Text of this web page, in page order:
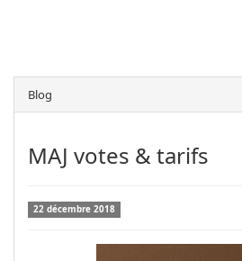
Blog
MAJ votes & tarifs
22 décembre 2018